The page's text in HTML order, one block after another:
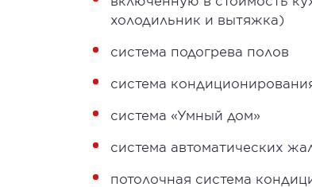
холодильник и вытяжка)
система подогрева полов
система
система «Умный дом»
система автоматических
потолочная система